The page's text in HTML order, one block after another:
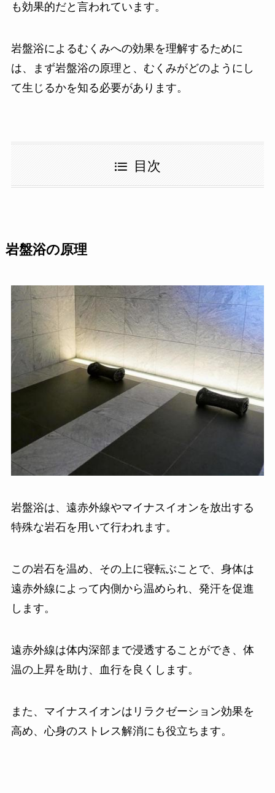
も効果的だと言われています。
岩盤浴によるむくみへの効果を理解するために
は、まず岩盤浴の原理と、むくみがどのようにし
て生じるかを知る必要があります。
目次
岩盤浴の原理
岩盤浴は、遠赤外線やマイナスイオンを放出する
特殊な岩石を用いて行われます。
この岩石を温め、その上に寝転ぶことで、身体は
遠赤外線によって内側から温められ、発汗を促進
します。
遠赤外線は体内深部まで浸透することができ、体
温の上昇を助け、血行を良くします。
また、マイナスイオンはリラクゼーション効果を
高め、心身のストレス解消にも役立ちます。